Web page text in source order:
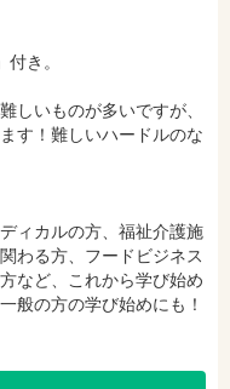
き。
しいものが多いですが、
す！難しいハードルのな
ィカルの方、福祉介護施
わる方、フードビジネス
など、これから学び始め
般の方の学び始めにも！